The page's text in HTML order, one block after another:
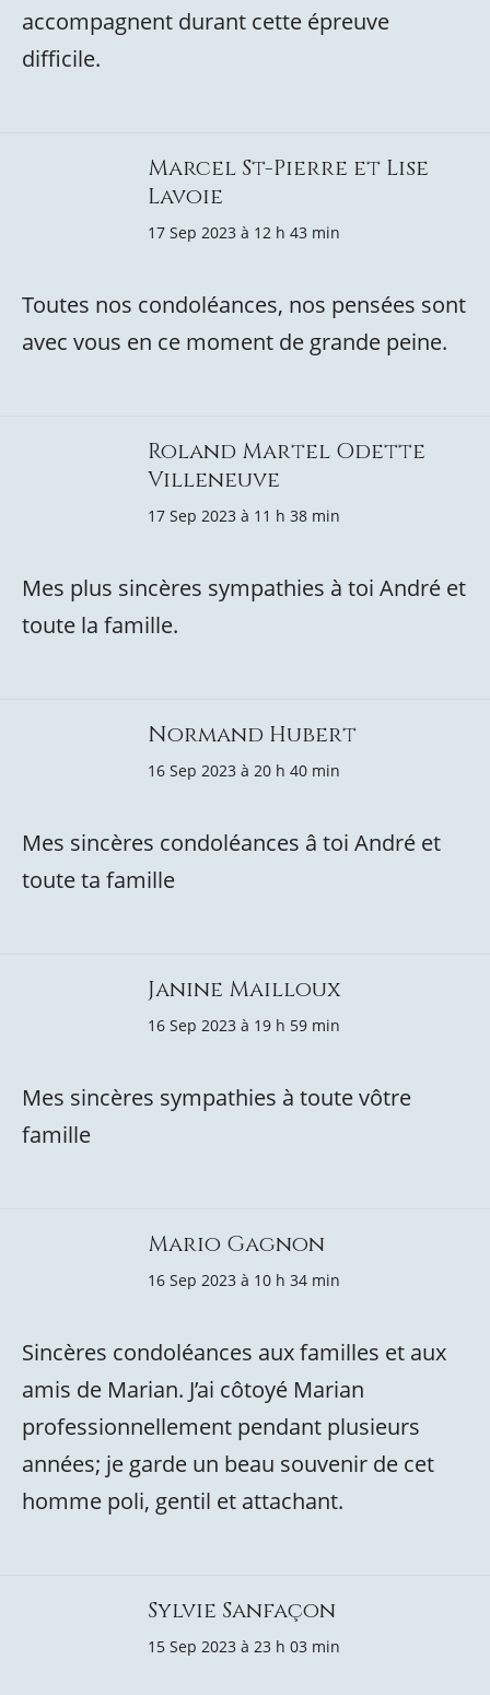
accompagnent durant cette épreuve
difficile.
Marcel St-Pierre et Lise
Lavoie
17 Sep 2023 à 12 h 43 min
Toutes nos condoléances, nos pensées sont
avec vous en ce moment de grande peine.
Roland Martel Odette
Villeneuve
17 Sep 2023 à 11 h 38 min
Mes plus sincères sympathies à toi André et
toute la famille.
Normand Hubert
16 Sep 2023 à 20 h 40 min
Mes sincères condoléances â toi André et
toute ta famille
Janine Mailloux
16 Sep 2023 à 19 h 59 min
Mes sincères sympathies à toute vôtre
famille
Mario Gagnon
16 Sep 2023 à 10 h 34 min
Sincères condoléances aux familles et aux
amis de Marian. J’ai côtoyé Marian
professionnellement pendant plusieurs
années; je garde un beau souvenir de cet
homme poli, gentil et attachant.
Sylvie Sanfaçon
15 Sep 2023 à 23 h 03 min